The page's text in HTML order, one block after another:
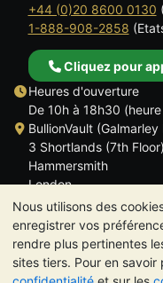
Nous utilisons des
enregistrer vos
rendre plus pertinentes
sites tiers. Pour en
+44 (0)20 8600 0130
1-888-908-2858
Cliquez pour
Heures d'ouverture
De 10h à 18h30
BullionVault (Galmarley
3 Shortlands (7th Floor)
Hammersmith
London
W6 8DA
ROYAUME UNI